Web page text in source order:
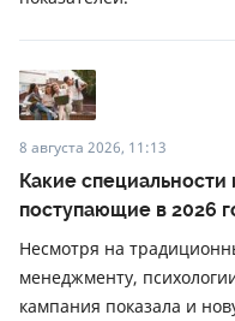
8 августа 2026, 11:13
Какие
поступающие в 2026
Несмотря на
менеджменту,
кампания показала и